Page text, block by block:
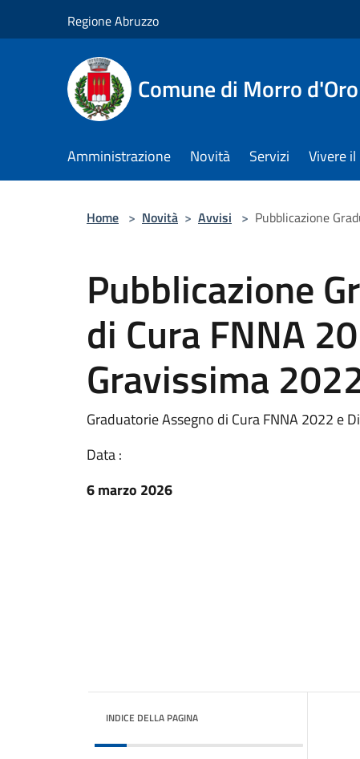
Regione Abruzzo
Comune di Morro d'Oro
Amministrazione Novità Servizi Vivere
Home > Novità > Avvisi > Pubblicazione
Pubblicazione
di Cura FNNA
Gravissima
Graduatorie Assegno di Cura FNNA 2022 e
Data :
6 marzo 2026
INDICE DELLA PAGINA